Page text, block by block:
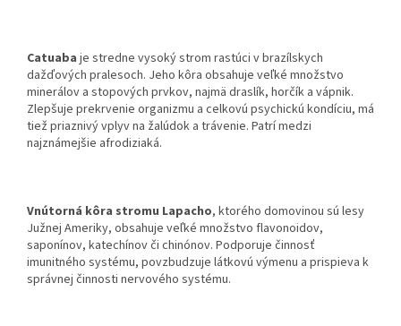
Catuaba je stredne vysoký strom rastúci v brazílskych
dažďových pralesoch. Jeho kôra obsahuje veľké množstvo
minerálov a stopových prvkov, najmä draslík, horčík a vápnik.
Zlepšuje prekrvenie organizmu a celkovú psychickú kondíciu, má
tiež priaznivý vplyv na žalúdok a trávenie. Patrí medzi
najznámejšie afrodiziaká.
Vnútorná kôra stromu Lapacho, ktorého domovinou sú lesy
Južnej Ameriky, obsahuje veľké množstvo flavonoidov,
saponínov, katechínov či chinónov. Podporuje činnosť
imunitného systému, povzbudzuje látkovú výmenu a prispieva k
správnej činnosti nervového systému.